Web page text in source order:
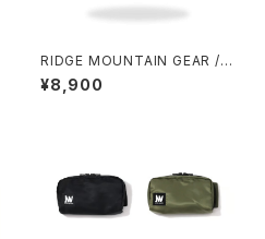
RIDGE MOUNTAIN GEAR / S
HADE CAP
¥8,900